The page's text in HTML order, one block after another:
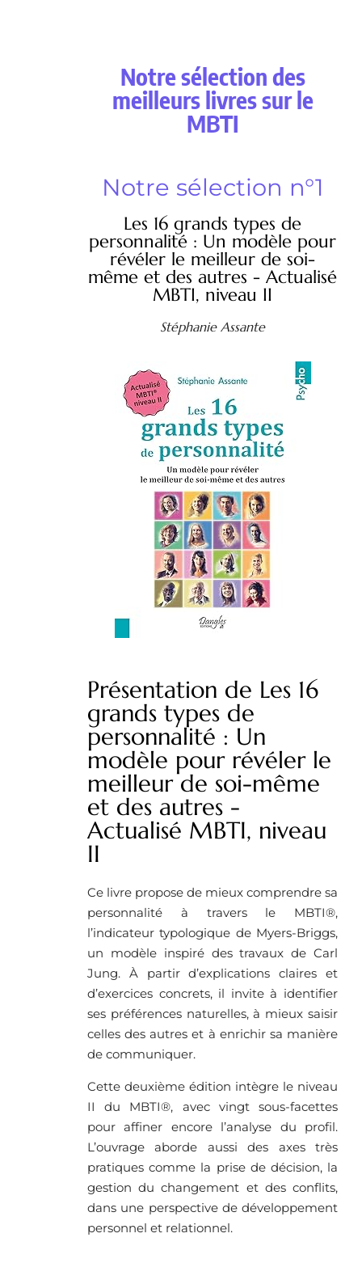
Notre sélection des
meilleurs livres sur le
MBTI
Notre sélection n°1
Les 16 grands types de
personnalité : Un modèle pour
révéler le meilleur de soi-
même et des autres - Actualisé
MBTI, niveau II
Stéphanie Assante
Présentation de Les 16
grands types de
personnalité : Un
modèle pour révéler le
meilleur de soi-même
et des autres -
Actualisé MBTI, niveau
II
Ce livre propose de mieux comprendre sa
personnalité à travers le MBTI®,
l’indicateur typologique de Myers-Briggs,
un modèle inspiré des travaux de Carl
Jung. À partir d’explications claires et
d’exercices concrets, il invite à identifier
ses préférences naturelles, à mieux saisir
celles des autres et à enrichir sa manière
de communiquer.
Cette deuxième édition intègre le niveau
II du MBTI®, avec vingt sous-facettes
pour affiner encore l’analyse du profil.
L’ouvrage aborde aussi des axes très
pratiques comme la prise de décision, la
gestion du changement et des conflits,
dans une perspective de développement
personnel et relationnel.